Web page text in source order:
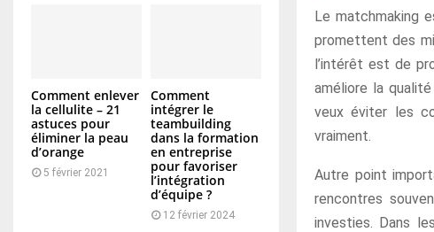
Le matchmaking
promettent des
l’intérêt est de
améliore la
veux éviter les
vraiment.
Autre point
rencontres
investies. Dans
Comment enlever
la cellulite – 21
astuces pour
éliminer la peau
d’orange
5 février 2021
Comment
intégrer le
teambuilding
dans la formation
en entreprise
pour favoriser
l’intégration
d’équipe ?
12 février 2024